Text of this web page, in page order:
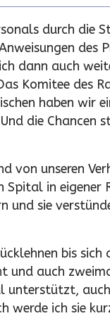
durch die
des
dann auch
Komitee des
haben wir
die Chancen
von unseren
in eigener
und sie
bis sich
und auch
ich sie